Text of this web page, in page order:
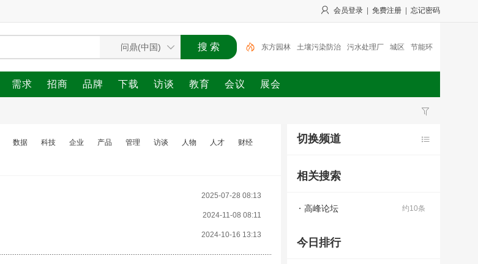
会员登录 免费注册 忘记密码
东方园林 土壤污染防治 污水处理厂 城区 节能环
保产业 节能环保 战略合作 概念股 方法 垃圾分类
需求 招商 品牌 下载 访谈 教育 会议 展会
数据 科技 企业 产品 管理 访谈 人物 人才
财经
2025-07-28 08:13
2024-11-08 08:11
2024-10-16 13:13
切换频道
相关搜索
约10条
高峰论坛
今日排行